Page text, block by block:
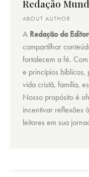
Redação
ABOUT AUTHOR
A Redação da
compartilhar
fortalecem a fé.
e princípios bíblicos,
vida cristã, família,
Nosso propósito é
incentivar reflexões
leitores em sua